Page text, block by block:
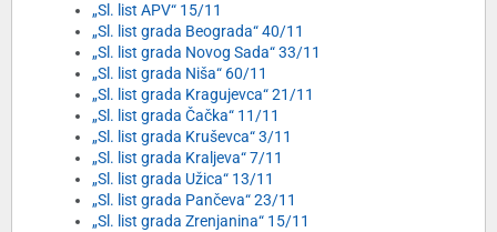
„Sl. list APV“ 15/11
„Sl. list grada Beograda“ 40/11
„Sl. list grada Novog Sada“ 33/11
„Sl. list grada Niša“ 60/11
„Sl. list grada Kragujevca“ 21/11
„Sl. list grada Čačka“ 11/11
„Sl. list grada Kruševca“ 3/11
„Sl. list grada Kraljeva“ 7/11
„Sl. list grada Užica“ 13/11
„Sl. list grada Pančeva“ 23/11
„Sl. list grada Zrenjanina“ 15/11